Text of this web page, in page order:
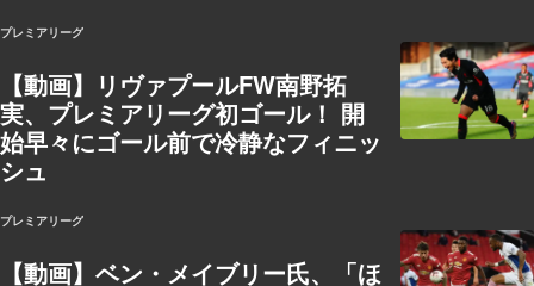
プレミアリーグ
【動画】リヴァプールFW南野拓
実、プレミアリーグ初ゴール！ 開
始早々にゴール前で冷静なフィニッ
シュ
プレミアリーグ
【動画】ベン・メイブリー氏、「ほ